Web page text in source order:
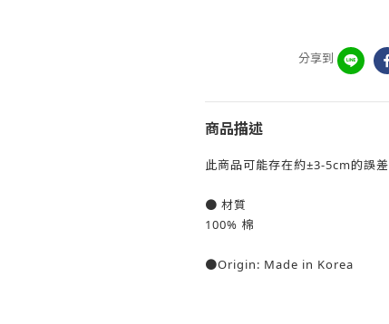
分享到
商品描述
此商品可能存在約±3-5cm的誤差
● 材質
100% 棉
●Origin: Made in Korea